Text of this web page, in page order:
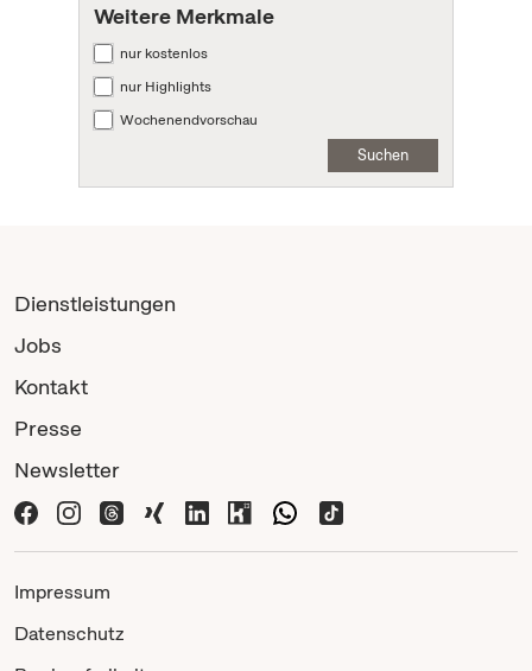
Weitere Merkmale
nur kostenlos
nur Highlights
Wochenendvorschau
Suchen
Dienstleistungen
Jobs
Kontakt
Presse
Newsletter
Impressum
Datenschutz